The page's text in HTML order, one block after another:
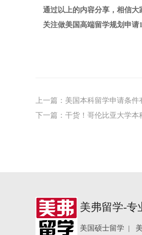
通过以上的内容分享，相信
关注做美国高端留学规划申请
上一篇： 美国本科留学申请条件
下一篇： 干货！哥伦比亚大学本
美弗留学-专
美国硕士留学 |